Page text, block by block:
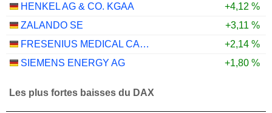
HENKEL AG & CO. KGAA
+4,12 %
ZALANDO SE
+3,11 %
FRESENIUS MEDICAL CARE AG
+2,14 %
SIEMENS ENERGY AG
+1,80 %
Les plus fortes baisses du DAX